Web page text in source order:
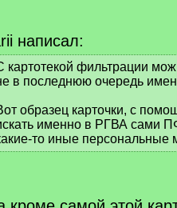
написал:
картотекой фильтрации
в последнюю очередь
образец карточки, с
именно в РГВА сами
то иные персональные